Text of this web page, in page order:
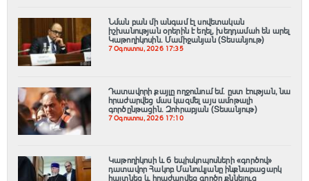
Նման բան մի անգամ էլ սովետական
իշխանության օրերին է եղել, խեղդամահ են արել
Կաթողիկոսին. Մամիջանյան (Տեսանյութ)
7 Օգոստոս, 2026 17:35
Դատավորի քայլը ողջունում եմ. ըստ էության, նա
հրաժարվեց մաս կազմել այս ամոթալի
գործընթացին․ Զոհրաբյան (Տեսանյութ)
7 Օգոստոս, 2026 17:10
️Կաթողիկոսի և 6 եպիսկոպոսների «գործով»
դատավոր Հակոբ Մանուկյանը ինքնաբացարկ
հայտնեց և հրաժարվեց գործը քննելուց